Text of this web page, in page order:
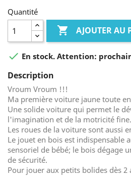
Quantité
 AJOUTER AU
 En stock. Attention:
Description
Vroum Vroum !!!
Ma première voiture jaune toute
Une solide voiture qui permet le
l'imagination et de la motricité fine.
Les roues de la voiture sont aussi
Le jouet en bois est indispensable
sensoriel de bébé; le bois dégage
de sécurité.
Pour jouer aux petits bolides dès 2